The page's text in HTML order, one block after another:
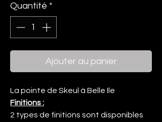
Quantité *
Ajouter au panier
La pointe de Skeul à Belle Ile
Finitions :
2 types de finitions sont disponibles